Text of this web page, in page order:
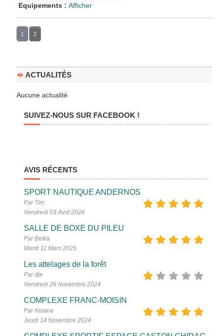
Equipements :Afficher
1 2
ACTUALITÉS
Aucune actualité
SUIVEZ-NOUS SUR FACEBOOK !
AVIS RÉCENTS
SPORT NAUTIQUE ANDERNOS
Par Tim
Vendredi 03 Avril 2026
SALLE DE BOXE DU PILEU
Par Belka
Mardi 11 Mars 2025
Les attelages de la forêt
Par dje
Vendredi 29 Novembre 2024
COMPLEXE FRANC-MOISIN
Par Nisana
Jeudi 14 Novembre 2024